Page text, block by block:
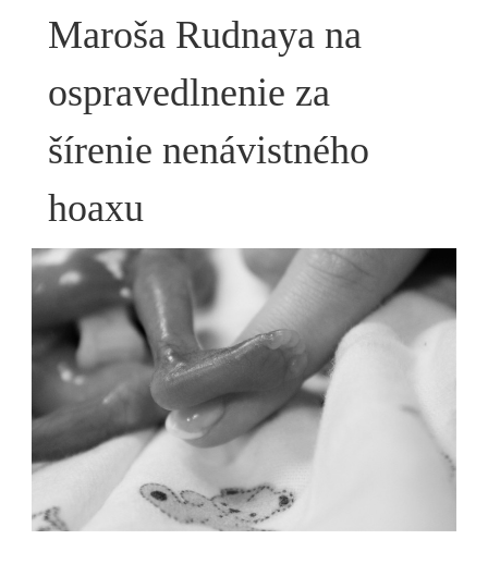
Maroša Rudnaya na
ospravedlnenie za
šírenie nenávistného
hoaxu